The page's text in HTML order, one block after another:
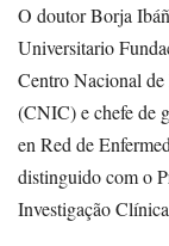
O doutor Borja
Universitario
Centro Nacional
(CNIC) e chefe de
en Red de
distinguido com o
Investigação